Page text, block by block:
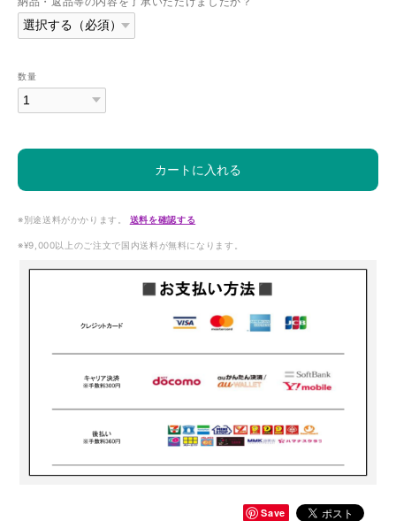
数量
カートに入れる
※別途送料がかかります。 送料を確認する
※¥9,000以上のご注文で国内送料が無料になります。
Save